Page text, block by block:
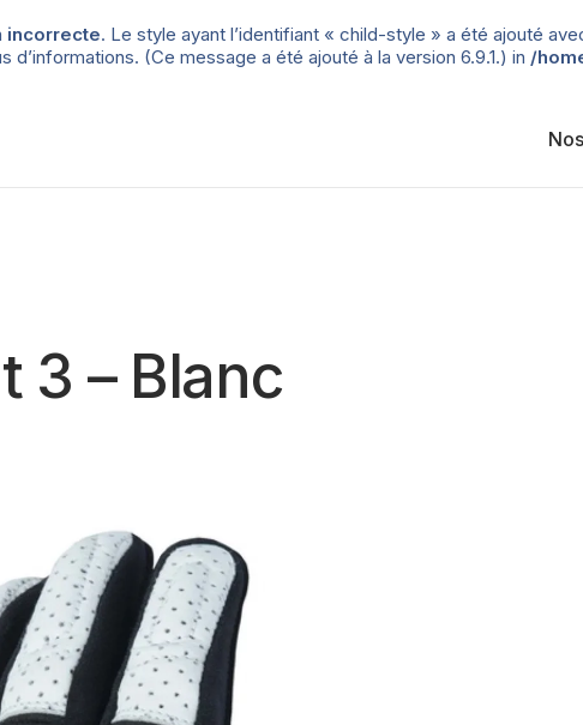
incorrecte. Le style ayant l’identifiant « child-style » a été ajouté
d’informations. (Ce message a été ajouté à la version 6.9.1.) in /
3 – Blanc